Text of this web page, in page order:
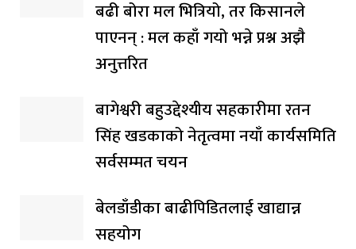
बढी बोरा मल भित्रियो, तर किसानले
पाएनन् : मल कहाँ गयो भन्ने प्रश्न अझै
अनुत्तरित
बागेश्वरी बहुउद्देश्यीय सहकारीमा रतन
सिंह खडकाको नेतृत्वमा नयाँ कार्यसमिति
सर्वसम्मत चयन
बेलडाँडीका बाढीपिडितलाई खाद्यान्न
सहयोग